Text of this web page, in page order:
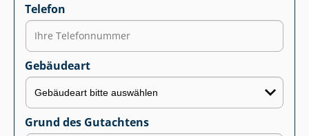
Telefon
Gebäudeart
Grund des Gutachtens